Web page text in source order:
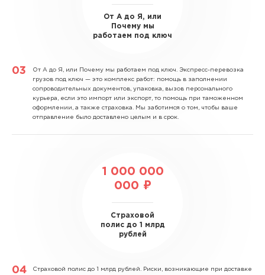
От А до Я, или
Почему мы
работаем под ключ
От А до Я, или Почему мы работаем под ключ. Экспресс-перевозка
грузов под ключ — это комплекс работ: помощь в заполнении
сопроводительных документов, упаковка, вызов персонального
курьера, если это импорт или экспорт, то помощь при таможенном
оформлении, а также страховка. Мы заботимся о том, чтобы ваше
отправление было доставлено целым и в срок.
1 000 000
000 ₽
Страховой
полис до 1 млрд
рублей
Страховой полис до 1 млрд рублей. Риски, возникающие при доставке